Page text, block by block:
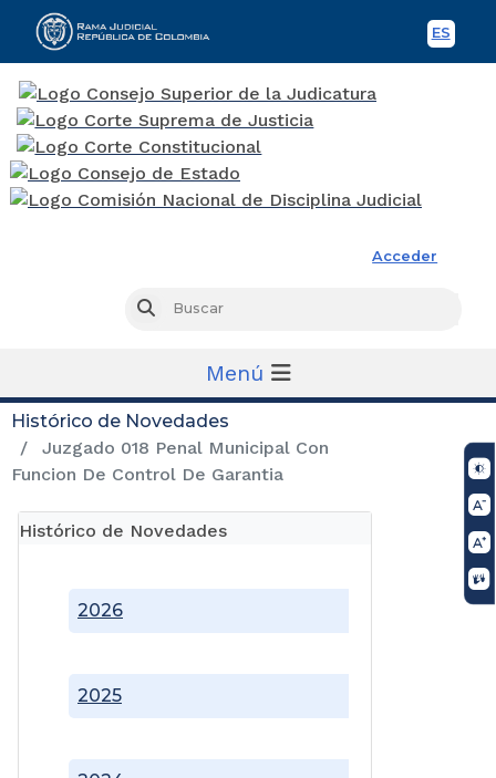
ES
Acceder
Buscar
Menú
Histórico de Novedades
Juzgado 018 Penal Municipal Con
Funcion De Control De Garantia
Histórico de Novedades
2025
2026